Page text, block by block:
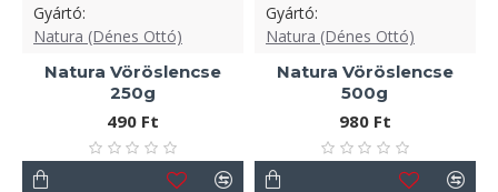
Gyártó:
Natura (Dénes Ottó)
Natura Vöröslencse
250g
490 Ft
Gyártó:
Natura (Dénes Ottó)
Natura Vöröslencse
500g
980 Ft